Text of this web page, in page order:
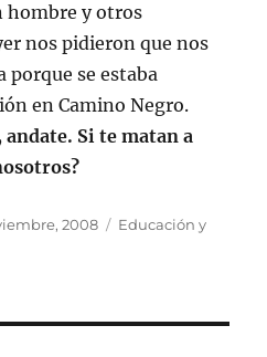
hombre y otros
nos pidieron que nos
porque se estaba
en Camino Negro.
andate. Si te matan a
2008 Categorías
Educación y